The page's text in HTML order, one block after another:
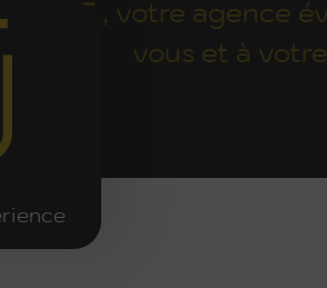
, votre agence
vous et à